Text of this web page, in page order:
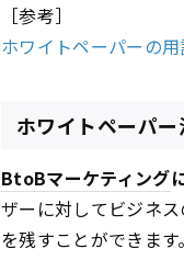
［参考］
ホワイトペーパーの
ホワイトペーパ
BtoBマーケティング
ザーに対してビジネ
を残すことができます。